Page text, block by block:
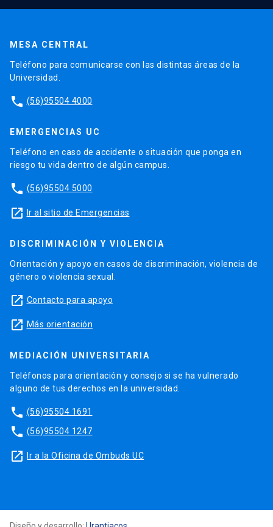
MESA CENTRAL
Teléfono para comunicarse con las distintas áreas de la
Universidad.
phone (56)95504 4000
EMERGENCIAS UC
Teléfono en caso de accidente o situación que ponga en
riesgo tu vida dentro de algún campus.
phone (56)95504 5000
launch Ir al sitio de Emergencias
DISCRIMINACIÓN Y VIOLENCIA
Orientación y apoyo en casos de discriminación, violencia de
género o violencia sexual.
launch Contacto para apoyo
launch Más orientación
MEDIACIÓN UNIVERSITARIA
Teléfonos para orientación y consejo si se ha vulnerado
alguno de tus derechos en la universidad.
phone (56)95504 1691
phone (56)95504 1247
launch Ir a la Oficina de Ombuds UC